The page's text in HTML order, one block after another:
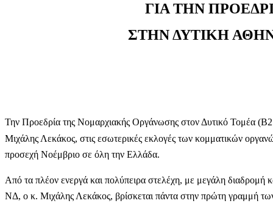
ΓΙΑ ΤΗΝ
ΣΤΗΝ ΔΥΤΙΚΗ
Την Προεδρία της Νομαρχιακής Οργάνωσης στον Δυτικό Τομέα
Μιχάλης Λεκάκος, στις εσωτερικές εκλογές των κομματικών
προσεχή Νοέμβριο σε όλη την Ελλάδα.
Από τα πλέον ενεργά και πολύπειρα στελέχη, με μεγάλη διαδρομή
ΝΔ, ο κ. Μιχάλης Λεκάκος, βρίσκεται πάντα στην πρώτη γραμμή